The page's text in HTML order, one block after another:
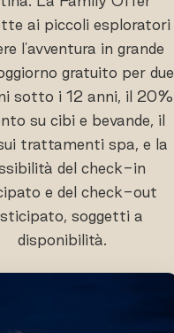
ai piccoli esploratori
l'avventura in grande
gratuito per due
sotto i 12 anni, il 20%
su cibi e bevande, il
trattamenti spa, e la
del check-in
e del check-out
soggetti a
disponibilità.